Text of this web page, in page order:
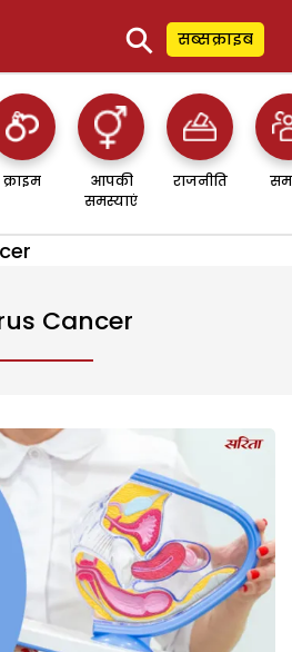
⚲ सब्सक्राइब
क्राइम
आपकी
समस्याएं
राजनीति
Cancer